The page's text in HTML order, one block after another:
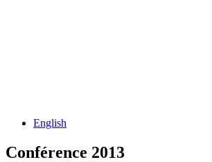
English
Conférence 2013